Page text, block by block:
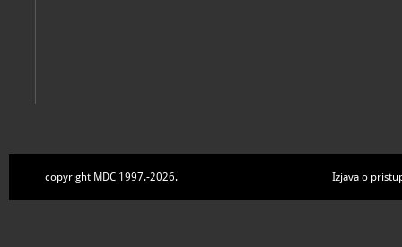
copyright MDC 1997.-2026. Izjava o